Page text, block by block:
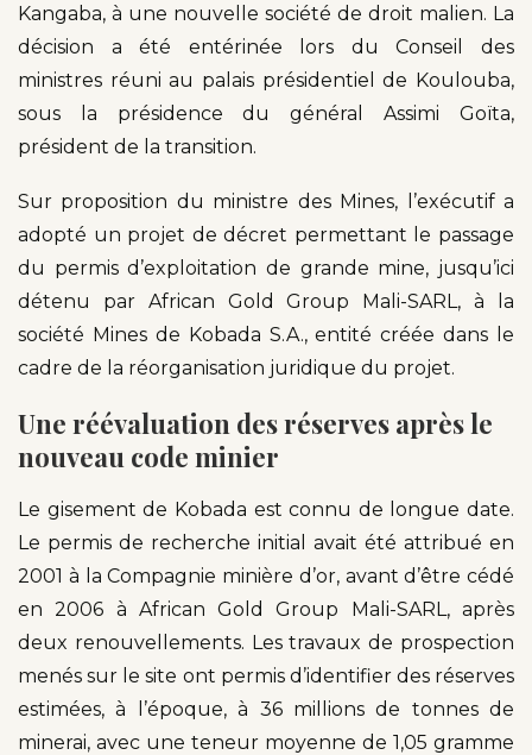
Kangaba, à une nouvelle société de droit malien. La
décision a été entérinée lors du Conseil des
ministres réuni au palais présidentiel de Koulouba,
sous la présidence du général Assimi Goïta,
président de la transition.
Sur proposition du ministre des Mines, l’exécutif a
adopté un projet de décret permettant le passage
du permis d’exploitation de grande mine, jusqu’ici
détenu par African Gold Group Mali-SARL, à la
société Mines de Kobada S.A., entité créée dans le
cadre de la réorganisation juridique du projet.
Une réévaluation des réserves après le
nouveau code minier
Le gisement de Kobada est connu de longue date.
Le permis de recherche initial avait été attribué en
2001 à la Compagnie minière d’or, avant d’être cédé
en 2006 à African Gold Group Mali-SARL, après
deux renouvellements. Les travaux de prospection
menés sur le site ont permis d’identifier des réserves
estimées, à l’époque, à 36 millions de tonnes de
minerai, avec une teneur moyenne de 1,05 gramme